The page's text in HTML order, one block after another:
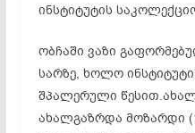
ინსტიტუტის
ობჩაში ვაზი
სარზე, ხოლო
შპალერული
ახალგაზრდა მოზარდი